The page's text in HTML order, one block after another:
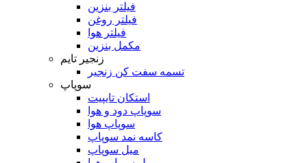
فیلتر بنزین
فیلتر روغن
فیلتر هوا
مکمل بنزین
زنجیر تایم
تسمه سفت کن زنجیر
سوپاپ
استکان تایپیت
سوپاپ دود و هوا
سوپاپ هوا
کاسه نمد سوپاپ
میل سوپاپ